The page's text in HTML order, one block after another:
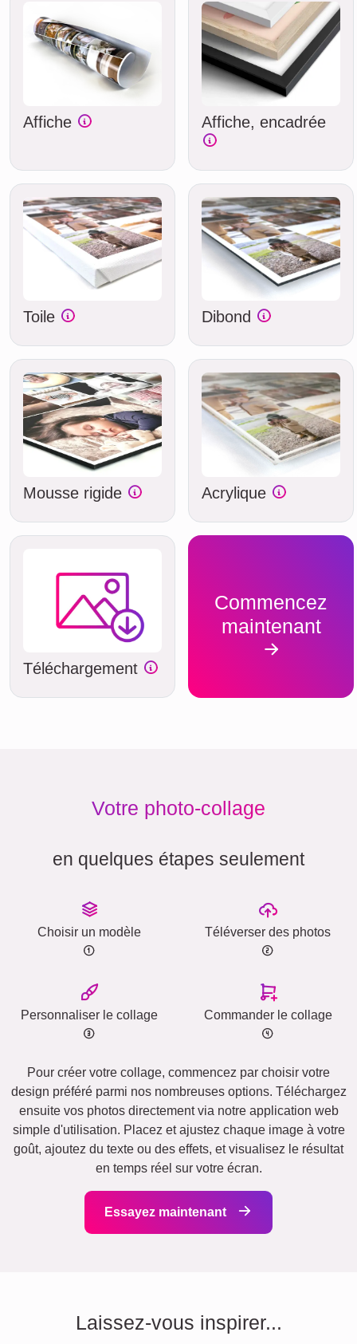
Affiche Affiche, encadrée
Toile Dibond
Mousse rigide Acrylique
Téléchargement
Commencez
maintenant
Votre photo-collage
en quelques étapes seulement
Choisir un modèle Téléverser des photos
Personnaliser le collage Commander le collage
Pour créer votre collage, commencez par choisir votre
design préféré parmi nos nombreuses options. Téléchargez
ensuite vos photos directement via notre application web
simple d'utilisation. Placez et ajustez chaque image à votre
goût, ajoutez du texte ou des effets, et visualisez le résultat
en temps réel sur votre écran.
Essayez maintenant
Laissez-vous inspirer...